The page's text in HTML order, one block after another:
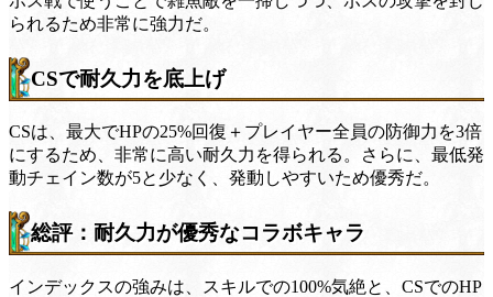
られるため非常に強力だ。
CSで耐久力を底上げ
CSは、最大でHPの25%回復＋プレイヤー全員の防御力を3倍
にするため、非常に高い耐久力を得られる。さらに、最低発
動チェイン数が5と少なく、発動しやすいため優秀だ。
総評：耐久力が優秀なコラボキャラ
インデックスの強みは、スキルでの100%気絶と、CSでのHP